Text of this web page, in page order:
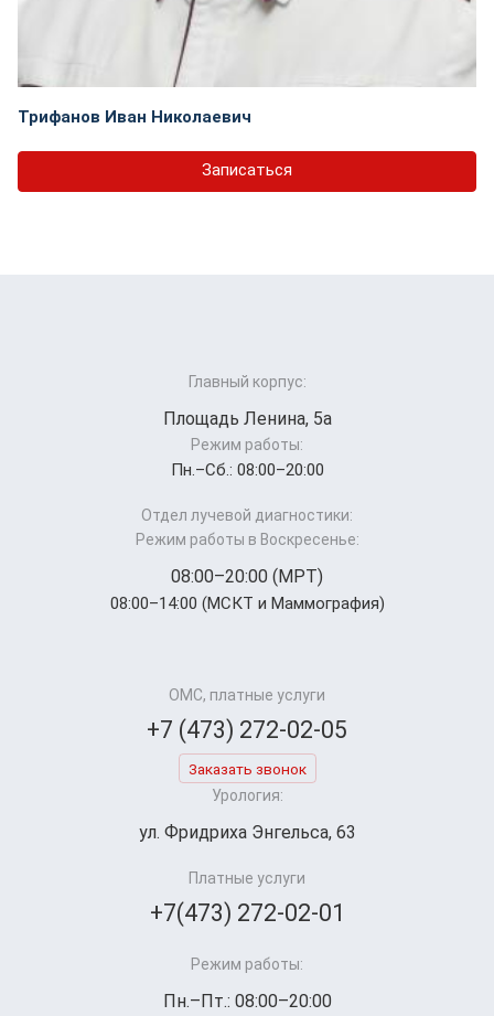
Трифанов Иван Николаевич
Записаться
Главный корпус:
Площадь Ленина, 5а
Режим работы:
Пн.–Cб.: 08:00–20:00
Отдел лучевой диагностики:
Режим работы в Воскресенье:
08:00–20:00 (МРТ)
08:00–14:00 (МСКТ и Маммография)
ОМС, платные услуги
+7 (473) 272-02-05
Заказать звонок
Урология:
ул. Фридриха Энгельса, 63
Платные услуги
+7(473) 272-02-01
Режим работы:
Пн.–Пт.: 08:00–20:00